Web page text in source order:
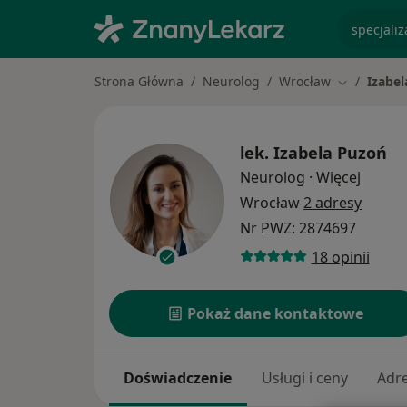
Strona Główna Neurolog Wrocław Zmień
lek. Izabela Puzoń
Neurolog · Więcej
Wrocław2 adresy
Nr PWZ: 2874697
18 opinii
Pokaż dane kontaktowe
Doświadczenie Usługi i ceny